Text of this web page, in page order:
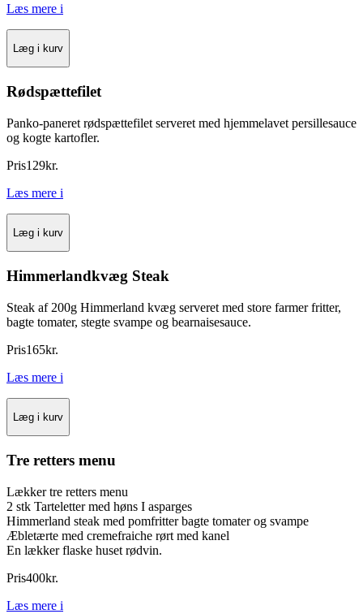
Læs mere i
Læg i kurv
Rødspættefilet
Panko-paneret rødspættefilet serveret med hjemmelavet persillesauce
og kogte kartofler.
Pris129kr.
Læs mere i
Læg i kurv
Himmerlandkvæg Steak
Steak af 200g Himmerland kvæg serveret med store farmer fritter,
bagte tomater, stegte svampe og bearnaisesauce.
Pris165kr.
Læs mere i
Læg i kurv
Tre retters menu
Lækker tre retters menu
2 stk Tarteletter med høns I asparges
Himmerland steak med pomfritter bagte tomater og svampe
Æbletærte med cremefraiche rørt med kanel
En lækker flaske huset rødvin.
Pris400kr.
Læs mere i